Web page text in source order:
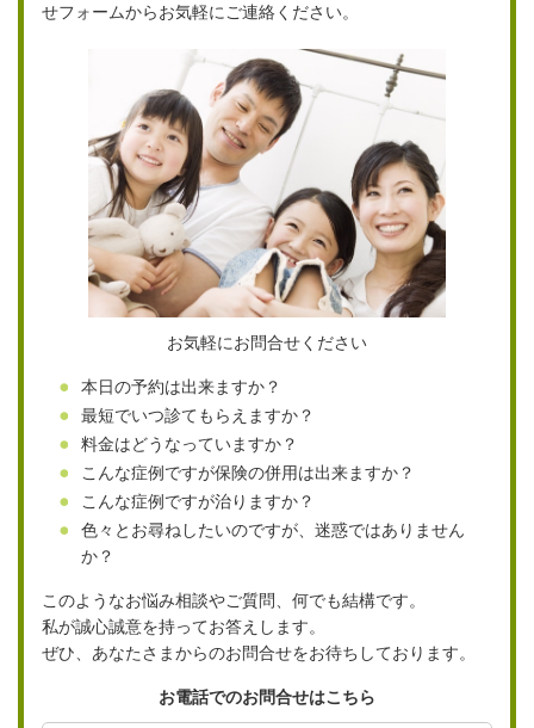
せフォームからお気軽にご連絡ください。
お気軽にお問合せください
本日の予約は出来ますか？
最短でいつ診てもらえますか？
料金はどうなっていますか？
こんな症例ですが保険の併用は出来ますか？
こんな症例ですが治りますか？
色々とお尋ねしたいのですが、迷惑ではありません
か？
このようなお悩み相談やご質問、何でも結構です。
私が誠心誠意を持ってお答えします。
ぜひ、あなたさまからのお問合せをお待ちしております。
お電話でのお問合せはこちら